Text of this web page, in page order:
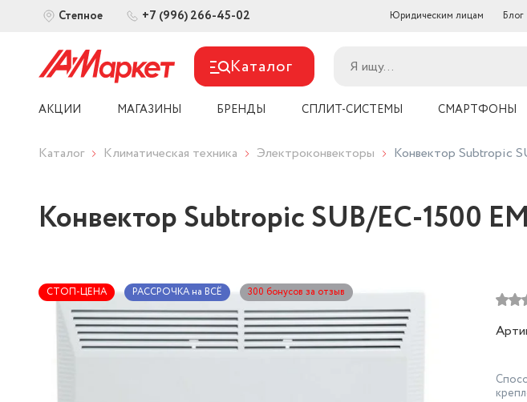
Степное +7 (996) 266-45-02 Юридическим лицам Блог
Каталог
АКЦИИ МАГАЗИНЫ БРЕНДЫ СПЛИТ-СИСТЕМЫ СМАРТФОНЫ
Каталог Климатическая техника Электроконвекторы Конвектор Subtropic
Конвектор Subtropic SUB/EC-1500
СТОП-ЦЕНА РАССРОЧКА на ВСЁ 300 бонусов за отзыв